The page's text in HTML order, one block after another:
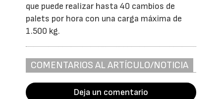
que puede realizar hasta 40 cambios de
palets por hora con una carga máxima de
1.500 kg.
COMENTARIOS AL ARTÍCULO/NOTICIA
Deja un comentario